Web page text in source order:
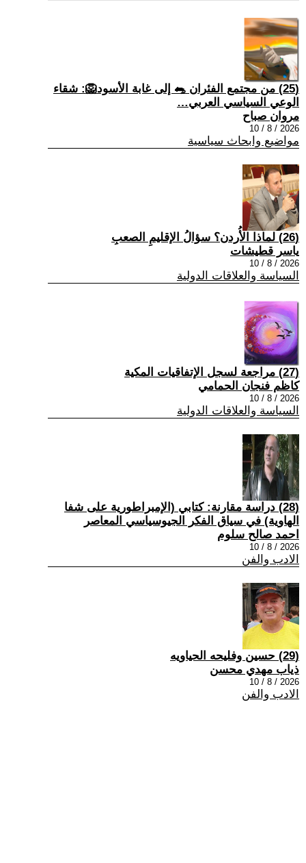
(25) من مجتمع الفئران 🐀 إلى غابة الأسود🦁: شقاء
الوعي السياسي العربي…
مروان صباح
2026 / 8 / 10
مواضيع وابحاث سياسية
(26) لماذا الأُردن؟ سؤالُ الإقليمِ الصعبِ
ياسر قطيشات
2026 / 8 / 10
السياسة والعلاقات الدولية
(27) مراجعة لسجل الإتفاقيات المكية
كاظم فنجان الحمامي
2026 / 8 / 10
السياسة والعلاقات الدولية
(28) دراسة مقارنة: كتابي (الإمبراطورية على شفا
الهاوية) في سياق الفكر الجيوسياسي المعاصر
احمد صالح سلوم
2026 / 8 / 10
الادب والفن
(29) حسين وفليحه الحياويه
ذياب مهدي محسن
2026 / 8 / 10
الادب والفن